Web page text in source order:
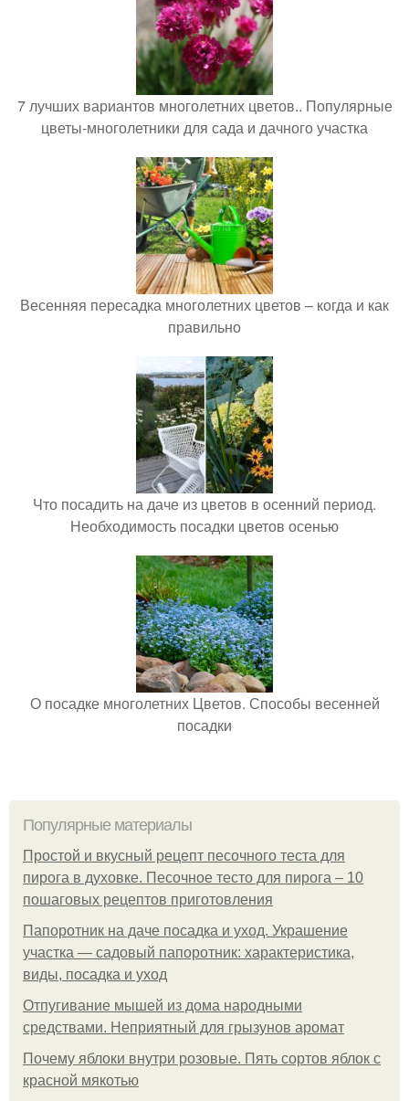
7 лучших вариантов многолетних цветов.. Популярные
цветы-многолетники для сада и дачного участка
Весенняя пересадка многолетних цветов – когда и как
правильно
Что посадить на даче из цветов в осенний период.
Необходимость посадки цветов осенью
О посадке многолетних Цветов. Способы весенней
посадки
Популярные материалы
Простой и вкусный рецепт песочного теста для
пирога в духовке. Песочное тесто для пирога – 10
пошаговых рецептов приготовления
Папоротник на даче посадка и уход. Украшение
участка — садовый папоротник: характеристика,
виды, посадка и уход
Отпугивание мышей из дома народными
средствами. Неприятный для грызунов аромат
Почему яблоки внутри розовые. Пять сортов яблок с
красной мякотью